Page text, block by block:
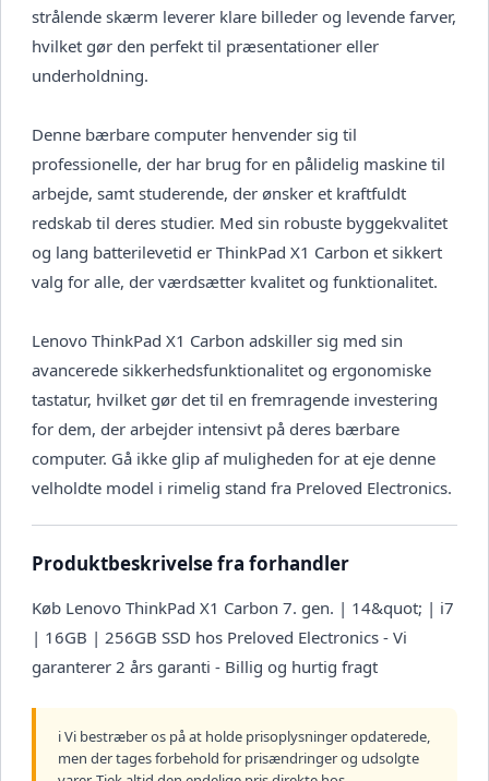
strålende skærm leverer klare billeder og levende farver,
hvilket gør den perfekt til præsentationer eller
underholdning.
Denne bærbare computer henvender sig til
professionelle, der har brug for en pålidelig maskine til
arbejde, samt studerende, der ønsker et kraftfuldt
redskab til deres studier. Med sin robuste byggekvalitet
og lang batterilevetid er ThinkPad X1 Carbon et sikkert
valg for alle, der værdsætter kvalitet og funktionalitet.
Lenovo ThinkPad X1 Carbon adskiller sig med sin
avancerede sikkerhedsfunktionalitet og ergonomiske
tastatur, hvilket gør det til en fremragende investering
for dem, der arbejder intensivt på deres bærbare
computer. Gå ikke glip af muligheden for at eje denne
velholdte model i rimelig stand fra Preloved Electronics.
Produktbeskrivelse fra forhandler
Køb Lenovo ThinkPad X1 Carbon 7. gen. | 14&quot; | i7
| 16GB | 256GB SSD hos Preloved Electronics - Vi
garanterer 2 års garanti - Billig og hurtig fragt
ℹ️ Vi bestræber os på at holde prisoplysninger opdaterede,
men der tages forbehold for prisændringer og udsolgte